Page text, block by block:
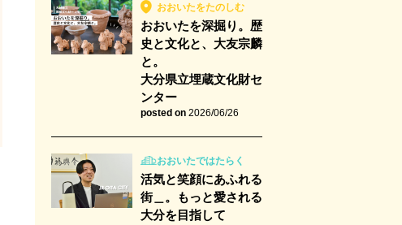
おおいたをたのしむ
おおいたを深掘り。歴
史と文化と、大友宗麟
と。
大分県立埋蔵文化財セ
ンター
posted on 2026/06/26
おおいたではたらく
活気と笑顔にあふれる
街＿。もっと愛される
大分を目指して